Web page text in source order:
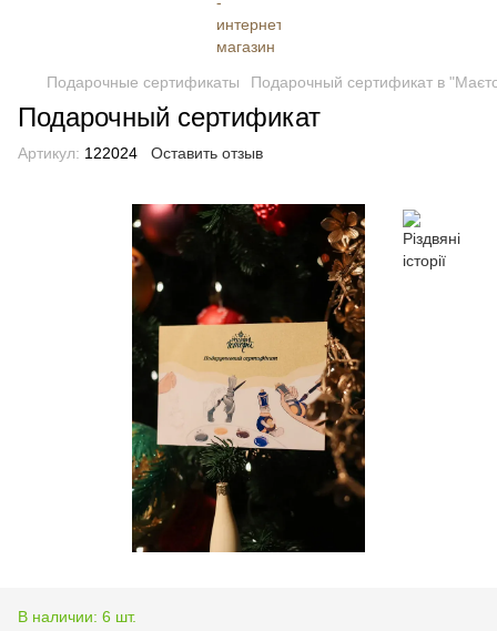
Подарочные сертификаты Подарочный сертификат в
Подарочный сертификат
Артикул: 122024 Оставить отзыв
В наличии: 6 шт.